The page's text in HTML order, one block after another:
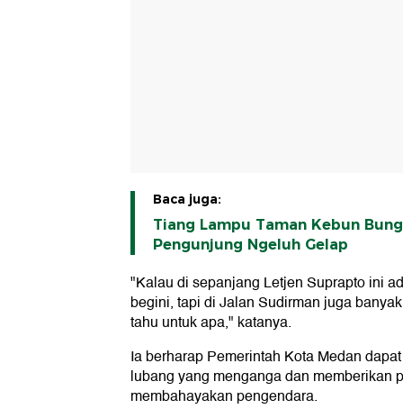
Baca juga:
Tiang Lampu Taman Kebun
Pengunjung Ngeluh Gelap
"Kalau di sepanjang Letjen Suprapto ini
begini, tapi di Jalan Sudirman juga
tahu untuk apa," katanya.
Ia berharap Pemerintah Kota Medan
lubang yang menganga dan memberikan
membahayakan pengendara.